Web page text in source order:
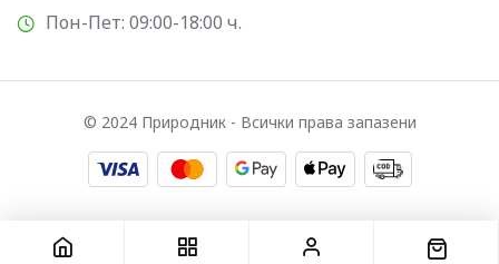
Пон-Пет: 09:00-18:00 ч.
© 2024 Природник - Всички права запазени